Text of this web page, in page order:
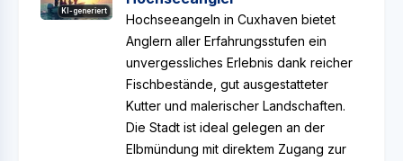
KI-generiert
Hochseeangeln in Cuxhaven bietet
Anglern aller Erfahrungsstufen ein
unvergessliches Erlebnis dank reicher
Fischbestände, gut ausgestatteter
Kutter und malerischer Landschaften.
Die Stadt ist ideal gelegen an der
Elbmündung mit direktem Zugang zur